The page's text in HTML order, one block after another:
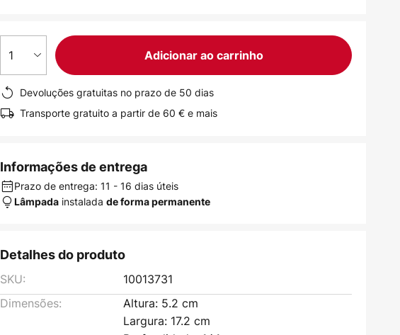
1 Adicionar ao carrinho
Devoluções gratuitas no prazo de 50 dias
Transporte gratuito a partir de 60 € e mais
Informações de entrega
Prazo de entrega: 11 - 16 dias úteis
Lâmpada instaladade forma permanente
Detalhes do produto
SKU:
10013731
Dimensões:
Altura: 5.2 cm
Largura: 17.2 cm